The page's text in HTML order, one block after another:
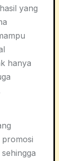
yang
hanya
promosi